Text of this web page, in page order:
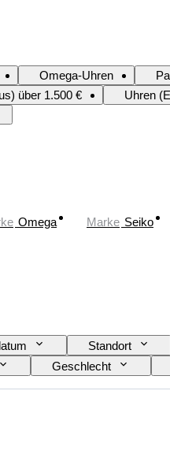
Omega-Uhren
über 1.500 € Uhren
Omega Marke Seiko
Standort
Geschlecht
Farbe